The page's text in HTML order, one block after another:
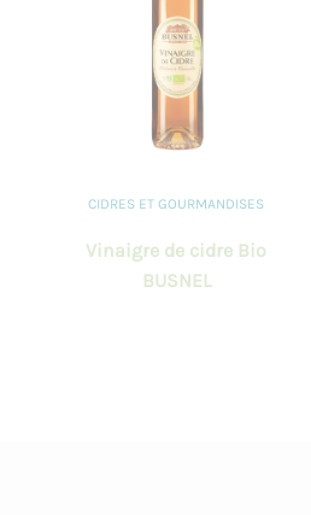
CIDRES ET GOURMANDISES
Vinaigre de cidre Bio
BUSNEL